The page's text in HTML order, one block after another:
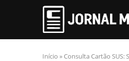
Início » Consulta Cartão SUS: